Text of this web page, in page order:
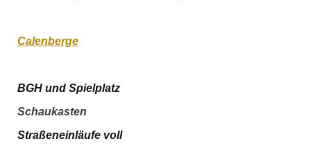
Calenberge
BGH und Spielplatz
Schaukasten
Straßeneinläufe voll